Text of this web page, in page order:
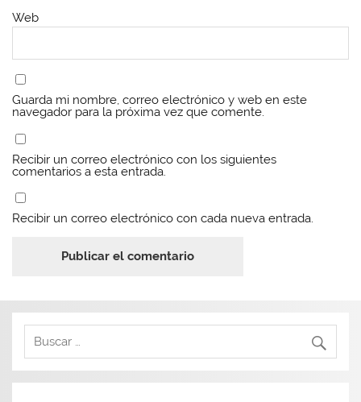
Web
Guarda mi nombre, correo electrónico y web en este
navegador para la próxima vez que comente.
Recibir un correo electrónico con los siguientes
comentarios a esta entrada.
Recibir un correo electrónico con cada nueva entrada.